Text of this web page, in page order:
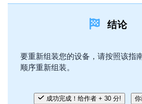
结论
要重新组装您的设备，请按照该指
顺序重新组装。
成功完成！给作者 + 30 分! 你